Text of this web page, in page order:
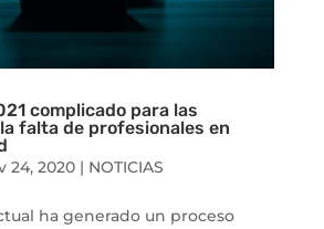
complicado para las
falta de profesionales en
24, 2020| NOTICIAS
ha generado un proceso